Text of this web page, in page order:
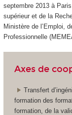
septembre 2013 à
supérieur et de la
Ministère de l’Emploi,
Professionnelle
Axes de
Transfert
formation des
formation, de la